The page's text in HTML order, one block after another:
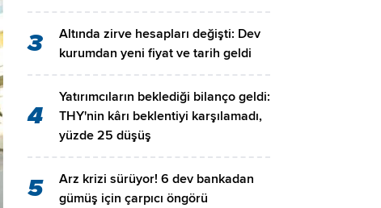
3
Altında zirve hesapları değişti: Dev
kurumdan yeni fiyat ve tarih geldi
4
Yatırımcıların beklediği bilanço geldi:
THY'nin kârı beklentiyi karşılamadı,
yüzde 25 düşüş
5
Arz krizi sürüyor! 6 dev bankadan
gümüş için çarpıcı öngörü